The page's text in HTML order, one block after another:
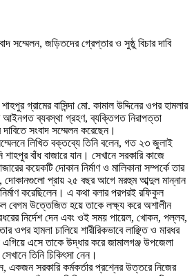
গ্রামের বাসিন্দা মো. কামাল উদ্দিনের ওপর হামলার
আইনগত ব্যবস্থা গ্রহণ, ব্যক্তিগত নিরাপত্তা
দাবিতে সংবাদ সম্মেলন করেছেন।
লিখিত বক্তব্যে তিনি বলেন, গত ২৩ জুলাই
বাঁধ বাজারে যান। সেখানে সরকারি কাজে
কয়েকটি দোকান নির্মাণ ও মালিকানা সম্পর্কে তার
দোকানগুলো প্রায় ২৫ বছর আগে মরহুম আব্দুল মান্নান
করেছিলেন। এ কথা বলার পরপরই রফিকুল
বেগম উত্তেজিত হয়ে তাকে লক্ষ্য করে অশালীন
নির্দেশ দেন এবং ওই সময় পায়েল, খোকন, পল্লব,
ওপর হামলা চালিয়ে শারীরিকভাবে লাঞ্ছিত ও মারধর
এসে তাকে উদ্ধার করে জামালগঞ্জ উপজেলা
তিনি চিকিৎসা নেন।
একজন সরকারি কর্মকর্তার প্রশ্নের উত্তরে নিজের